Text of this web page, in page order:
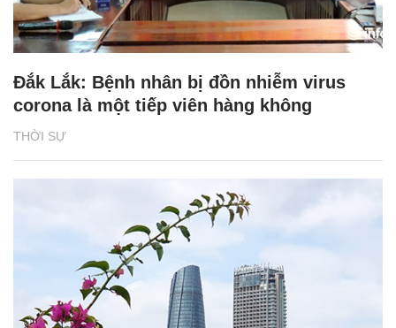
THỜI SỰ
Đắk Lắk: Bệnh nhân bị đồn nhiễm virus
corona là một tiếp viên hàng không